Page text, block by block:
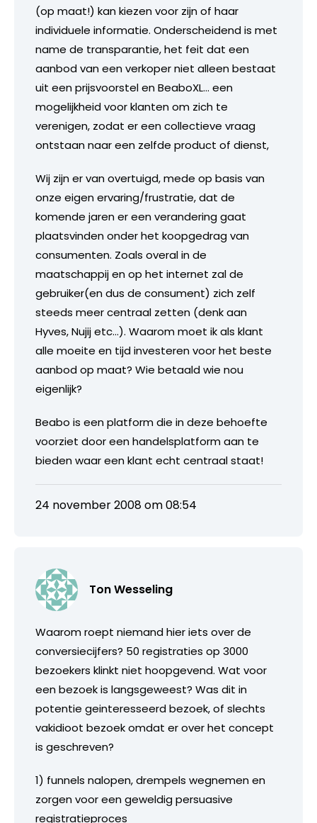
(op maat!) kan kiezen voor zijn of haar
individuele informatie. Onderscheidend is met
name de transparantie, het feit dat een
aanbod van een verkoper niet alleen bestaat
uit een prijsvoorstel en BeaboXL… een
mogelijkheid voor klanten om zich te
verenigen, zodat er een collectieve vraag
ontstaan naar een zelfde product of dienst,
Wij zijn er van overtuigd, mede op basis van
onze eigen ervaring/frustratie, dat de
komende jaren er een verandering gaat
plaatsvinden onder het koopgedrag van
consumenten. Zoals overal in de
maatschappij en op het internet zal de
gebruiker(en dus de consument) zich zelf
steeds meer centraal zetten (denk aan
Hyves, Nujij etc…). Waarom moet ik als klant
alle moeite en tijd investeren voor het beste
aanbod op maat? Wie betaald wie nou
eigenlijk?
Beabo is een platform die in deze behoefte
voorziet door een handelsplatform aan te
bieden waar een klant echt centraal staat!
24 november 2008 om 08:54
Ton Wesseling
Waarom roept niemand hier iets over de
conversiecijfers? 50 registraties op 3000
bezoekers klinkt niet hoopgevend. Wat voor
een bezoek is langsgeweest? Was dit in
potentie geinteresseerd bezoek, of slechts
vakidioot bezoek omdat er over het concept
is geschreven?
1) funnels nalopen, drempels wegnemen en
zorgen voor een geweldig persuasive
registratieproces